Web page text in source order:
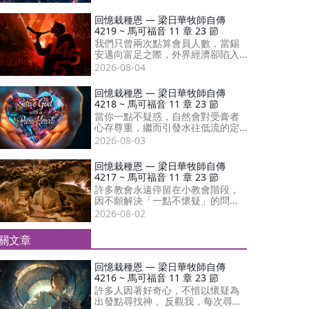
回憶栽種恩 — 梁日華牧師自傳
4219 ~ 馬可福音 11 章 23 節
我們只曾兩次點算會員人數，當錫
安邁向富足之際，外界經濟卻陷入
空前蕭條。 倘若我們不防患未然，
2026-08-04
回憶栽種恩 — 梁日華牧師自傳
4218 ~ 馬可福音 11 章 23 節
當你一點不疑惑，自然會對受膏者
心存尊重，繼而引發水往低流的定
律；如此一來，你的恩膏便不會斷
2026-08-03
回憶栽種恩 — 梁日華牧師自傳
4217 ~ 馬可福音 11 章 23 節
許多教會永遠停留在小教會階段，
因不願解決「一點不懷疑」的問
題；也看不見跨越這石階後，有多
2026-08-02
文章
回憶栽種恩 — 梁日華牧師自傳
4216 ~ 馬可福音 11 章 23 節
許多人因著好奇心，不惜以懷疑為
出發點尋找神， 反觀我，每次尋根